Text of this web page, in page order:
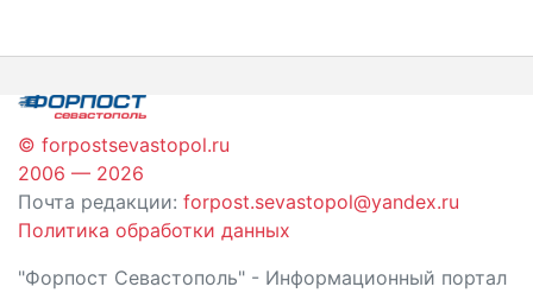
записям
© forpostsevastopol.ru
2006 — 2026
Почта редакции: forpost.sevastopol@yandex.ru
Политика обработки данных
"Форпост Севастополь" - Информационный портал